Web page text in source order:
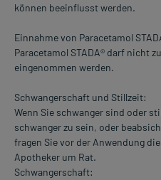
können beeinflusst werden.
Einnahme von Paracetamol
Paracetamol STADA® darf nicht
eingenommen werden.
Schwangerschaft und Stillzeit:
Wenn Sie schwanger sind oder
schwanger zu sein, oder
fragen Sie vor der Anwendung
Apotheker um Rat.
Schwangerschaft: